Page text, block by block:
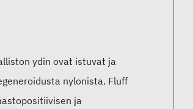
ydin ovat istuvat ja
nylonista. Fluff
ja